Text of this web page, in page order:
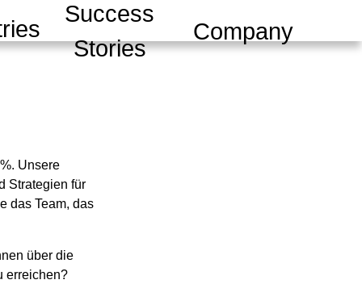
Success
Stories
Company
Unsere
Strategien für
das Team, das
über die
erreichen?